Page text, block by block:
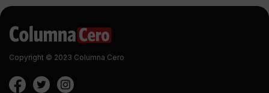
Copyright © 2023 Columna Cero